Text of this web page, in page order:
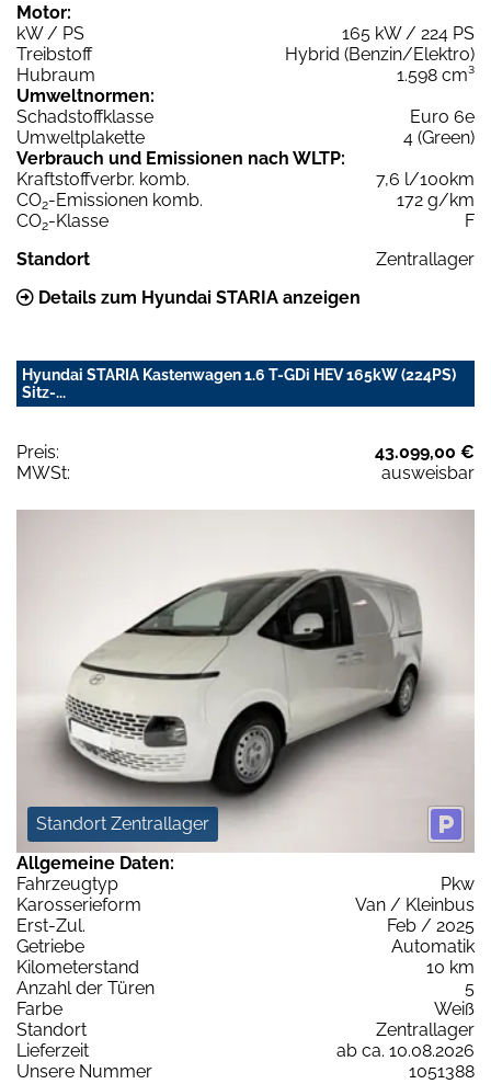
Motor:
kW / PS
165 kW / 224 PS
Treibstoff
Hybrid (Benzin/Elektro)
Hubraum
1.598 cm³
Umweltnormen:
Schadstoffklasse
Euro 6e
Umweltplakette
4 (Green)
Verbrauch und Emissionen nach WLTP:
Kraftstoffverbr. komb.
7,6 l/100km
CO2-Emissionen komb.
172 g/km
CO2-Klasse
F
Standort
Zentrallager
Details zum Hyundai STARIA anzeigen
Hyundai STARIA Kastenwagen 1.6 T-GDi HEV 165kW (224PS)
Sitz-...
Preis:
43.099,00 €
MWSt:
ausweisbar
Standort Zentrallager
Allgemeine Daten:
Fahrzeugtyp
Pkw
Karosserieform
Van / Kleinbus
Erst-Zul.
Feb / 2025
Getriebe
Automatik
Kilometerstand
10 km
Anzahl der Türen
5
Farbe
Weiß
Standort
Zentrallager
Lieferzeit
ab ca. 10.08.2026
Unsere Nummer
1051388